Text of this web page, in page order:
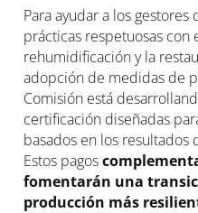
Para ayudar a los
prácticas respetuosas con
rehumidificación y la
adopción de medidas de
Comisión está
certificación diseñadas
basados en los resultados
Estos pagos
fomentarán una
producción más